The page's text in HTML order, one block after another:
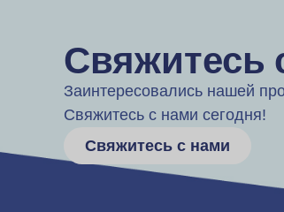
Свяжитесь
Заинтересовались нашей
Свяжитесь с нами сегодня!
Свяжитесь с нами